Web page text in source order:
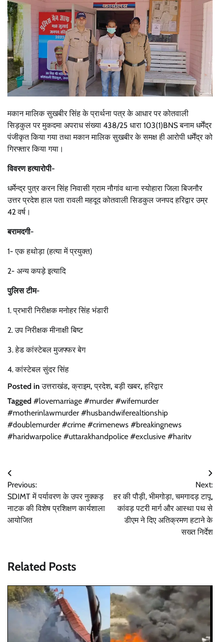
मकान मालिक सुखबीर सिंह के प्रार्थना पत्र के आधार पर कोतवाली
सिड़कुल पर मुकदमा अपराध संख्या 438/25 धारा 103(1)BNS बनाम धर्मेंद्र
पंजीकृत किया गया तथा मकान मालिक सुखबीर के समक्ष ही आरोपी धर्मेंद्र को
गिरफ्तार किया गया।
विवरण हत्यारोपी-
धर्मेन्द्र पुत्र करन सिंह निवासी ग्राम नौगांव थाना स्योहारा जिला बिजनौर
उत्तर प्रदेश हाल पता रावली महदूद कोतवाली सिडकुल जनपद हरिद्वार उम्र
42 वर्ष।
बरामदगी-
1- एक हथोड़ा (हत्या में प्रयुक्त)
2- अन्य कपड़े इत्यादि
पुलिस टीम-
1. प्रभारी निरीक्षक मनोहर सिंह भंडारी
2. उप निरीक्षक मीनाक्षी बिष्ट
3. हेड कांस्टेबल मुजफ्फर बेग
4. कांस्टेबल सुंदर सिंह
Posted inउत्तराखंड,क्राइम,प्रदेश,बड़ी खबर,हरिद्वार
Tagged #lovemarriage #murder #wifemurder
#motherinlawmurder #husbandwiferealtionship
#doublemurder #crime #crimenews #breakingnews
#haridwarpolice #uttarakhandpolice #exclusive #haritv
Post
navigation
Previous:
SDIMT में पर्यावरण के उपर नुक्कड़
नाटक की विशेष प्रशिक्षण कार्यशाला
आयोजित
Next:
हर की पौड़ी, भीमगोड़ा, चमगादड़ टापू,
कांवड़ पटरी मार्ग और आस्था पथ से
डीएम ने दिए अतिक्रमण हटाने के
सख्त निर्देश
Related Posts